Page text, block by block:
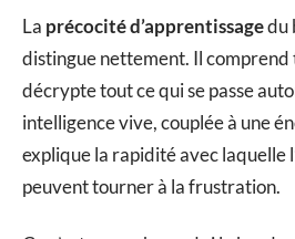
La précocité d’apprentissagedu
distingue nettement. Il comprend
décrypte tout ce qui se passe
intelligence vive, couplée à une
explique la rapidité avec laquelle
peuvent tourner à la frustration.